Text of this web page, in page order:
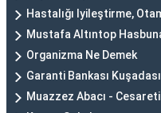
Hastalığı Iyileştirme,
Mustafa Altıntop
Organizma Ne Demek
Garanti Bankası
Muazzez Abacı -